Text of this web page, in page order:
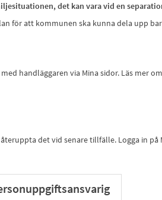
det kan vara vid en
för att kommunen ska kunna dela upp
handläggaren via Mina sidor. Läs mer
det vid senare tillfälle. Logga in